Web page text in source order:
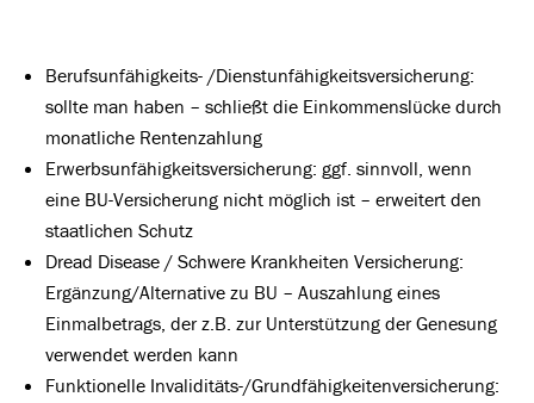
Berufsunfähigkeits- /Dienstunfähigkeitsversicherung:
sollte man haben – schließt die Einkommenslücke durch
monatliche Rentenzahlung
Erwerbsunfähigkeitsversicherung: ggf. sinnvoll, wenn
eine BU-Versicherung nicht möglich ist – erweitert den
staatlichen Schutz
Dread Disease / Schwere Krankheiten Versicherung:
Ergänzung/Alternative zu BU – Auszahlung eines
Einmalbetrags, der z.B. zur Unterstützung der Genesung
verwendet werden kann
Funktionelle Invaliditäts-/Grundfähigkeitenversicherung: